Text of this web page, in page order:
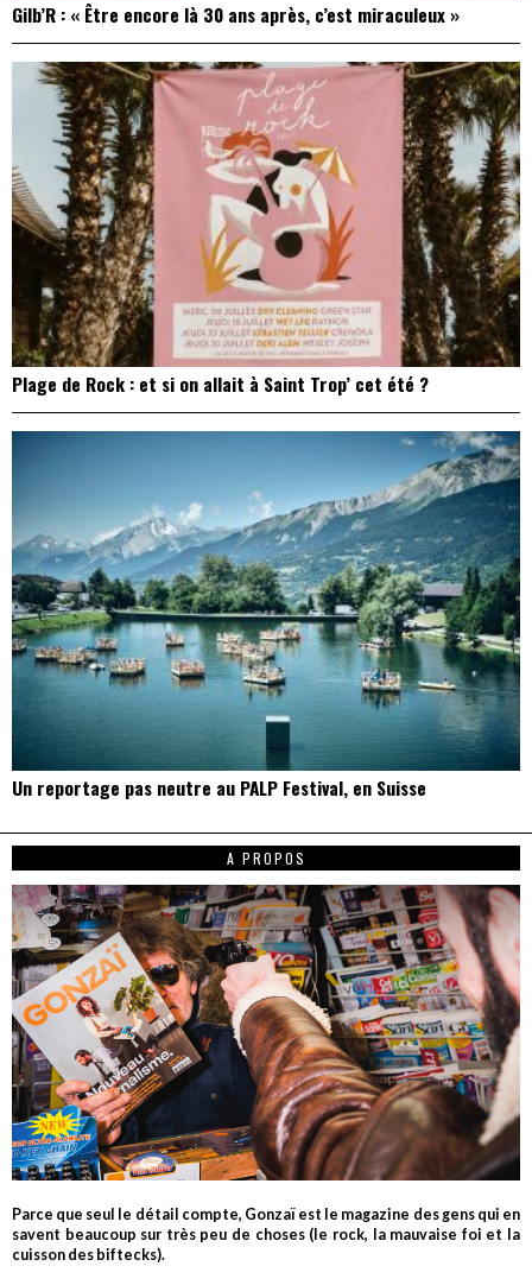
Gilb’R : « Être encore là 30 ans après, c’est miraculeux »
Plage de Rock : et si on allait à Saint Trop’ cet été ?
Un reportage pas neutre au PALP Festival, en Suisse
A PROPOS
Parce que seul le détail compte, Gonzaï est le magazine des gens qui en
savent beaucoup sur très peu de choses (le rock, la mauvaise foi et la
cuisson des biftecks).